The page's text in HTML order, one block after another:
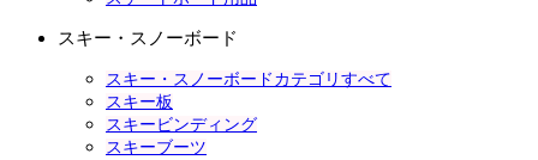
スキー・スノーボード
スキー・スノーボードカテゴリすべて
スキー板
スキービンディング
スキーブーツ